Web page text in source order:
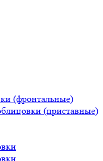
(фронтальные)
(приставные)